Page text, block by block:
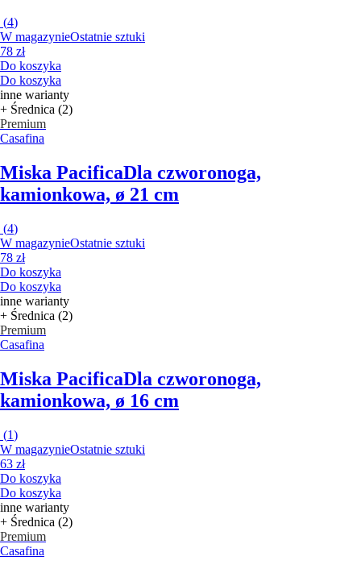
(4)
W magazynieOstatnie sztuki
78 zł
Do koszyka
Do koszyka
inne warianty
+ Średnica (2)
Premium
Casafina
Miska PacificaDla czworonoga,
kamionkowa, ø 21 cm
(4)
W magazynieOstatnie sztuki
78 zł
Do koszyka
Do koszyka
inne warianty
+ Średnica (2)
Premium
Casafina
Miska PacificaDla czworonoga,
kamionkowa, ø 16 cm
(1)
W magazynieOstatnie sztuki
63 zł
Do koszyka
Do koszyka
inne warianty
+ Średnica (2)
Premium
Casafina